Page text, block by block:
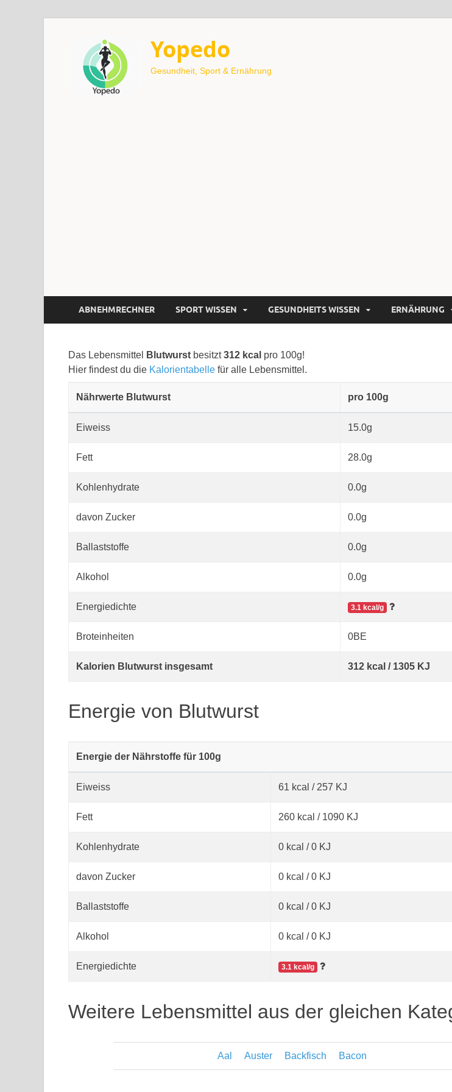
Yopedo
Gesundheit, Sport & Ernährung
ABNEHMRECHNER SPORT WISSEN GESUNDHEITS WISSEN ERNÄHRUNG
Das Lebensmittel Blutwurst besitzt312 kcal pro 100g!
Hier findest du die Kalorientabelle für alle Lebensmittel.
Nährwerte Blutwurst pro 100g
Eiweiss 15.0g
Fett 28.0g
Kohlenhydrate 0.0g
davon Zucker 0.0g
Ballaststoffe 0.0g
Alkohol 0.0g
Energiedichte 3.1 kcal/g
Broteinheiten 0BE
Kalorien Blutwurst insgesamt 312 kcal / 1305 KJ
Energie von Blutwurst
Energie der Nährstoffe für 100g
Eiweiss 61 kcal / 257 KJ
Fett 260 kcal / 1090 KJ
Kohlenhydrate 0 kcal / 0 KJ
davon Zucker 0 kcal / 0 KJ
Ballaststoffe 0 kcal / 0 KJ
Alkohol 0 kcal / 0 KJ
Energiedichte 3.1 kcal/g
Weitere Lebensmittel aus der gleichen
Aal Auster Backfisch Bacon